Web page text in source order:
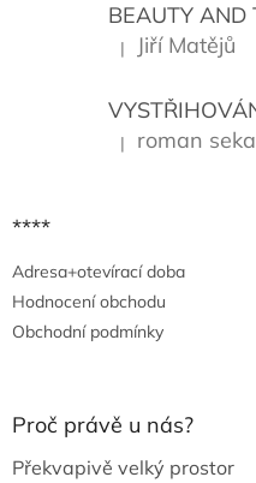
BEAUTY AND
Hodnocení
| Jiří Matějů
Hodnocení
| roman
****
Adresa+otevírací doba
Hodnocení obchodu
Obchodní podmínky
Proč právě u nás?
Překvapivě velký prostor